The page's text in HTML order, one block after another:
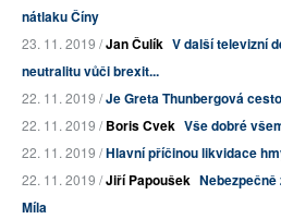
nátlaku Číny
23. 11. 2019 /Jan Čulík V další televizní
neutralitu vůči brexit...
22. 11. 2019 /Je Greta Thunbergová
22. 11. 2019 /Boris Cvek Vše dobré
22. 11. 2019 /Hlavní příčinou likvidace
22. 11. 2019 /Jiří Papoušek
Míla